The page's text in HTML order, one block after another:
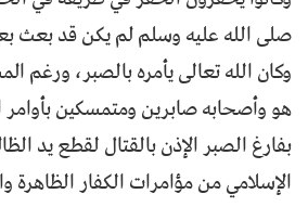
صلى الله عليه وسلم لم يكن قد بعث
وكان الله تعالى يأمره بالصبر، ورغم
هو وأصحابه صابرين ومتمسكين بأوامر
بفارغ الصبر الإذن بالقتال لقطع يد
الإسلامي من مؤامرات الكفار الظاهرة